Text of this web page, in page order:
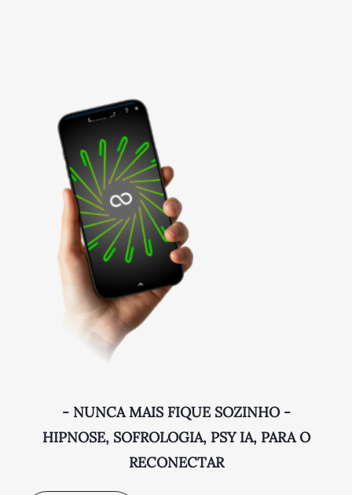
- NUNCA MAIS FIQUE SOZINHO -
HIPNOSE, SOFROLOGIA, PSY IA, PARA O
RECONECTAR